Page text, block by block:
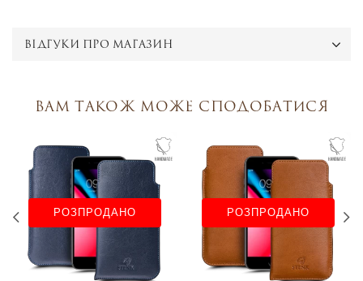
ВІДГУКИ ПРО МАГАЗИН
Вам також може сподобатися
РОЗПРОДАНО РОЗПРОДАНО